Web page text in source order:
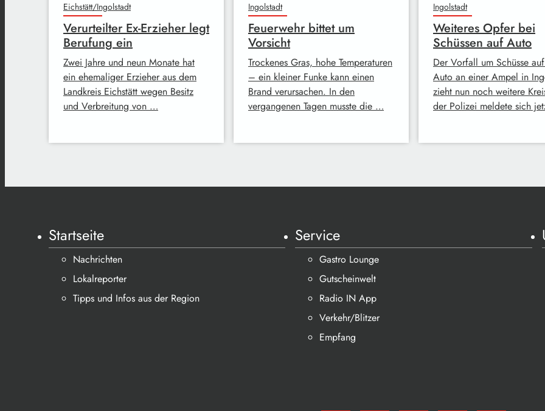
Eichstätt/Ingolstadt
Verurteilter Ex-Erzieher legt
Berufung ein
Zwei Jahre und neun Monate hat
ein ehemaliger Erzieher aus dem
Landkreis Eichstätt wegen Besitz
und Verbreitung von …
Ingolstadt
Feuerwehr bittet um
Vorsicht
Trockenes Gras, hohe Temperaturen
– ein kleiner Funke kann einen
Brand verursachen. In den
vergangenen Tagen musste die …
Ingolstadt
Weiteres Opfer bei
Schüssen auf Auto
Der Vorfall um Schüsse
Auto an einer Ampel in
zieht nun noch weitere
der Polizei meldete sich
Startseite
Nachrichten
Lokalreporter
Tipps und Infos aus der Region
Service
Gastro Lounge
Gutscheinwelt
Radio IN App
Verkehr/Blitzer
Empfang